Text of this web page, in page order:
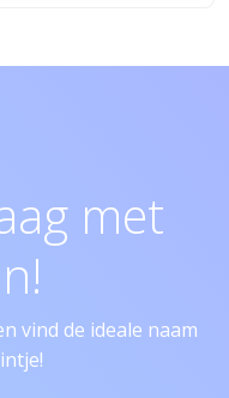
met
vind de ideale naam